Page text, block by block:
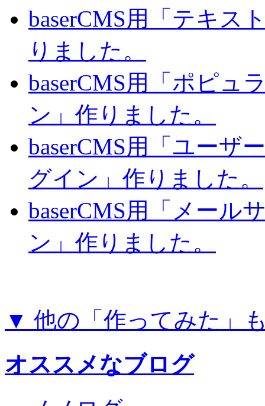
baserCMS用「テキス
りました。
baserCMS用「ポピュ
ン」作りました。
baserCMS用「ユーザ
グイン」作りました。
baserCMS用「メール
ン」作りました。
▼ 他の「作ってみた」
オススメなブログ